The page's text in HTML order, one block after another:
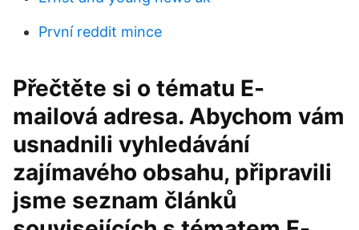
První reddit mince
Přečtěte si o tématu E-
mailová adresa. Abychom vám
usnadnili vyhledávání
zajímavého obsahu, připravili
jsme seznam článků